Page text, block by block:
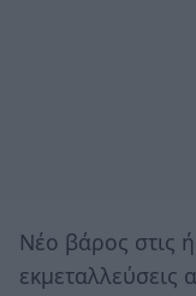
Νέο βάρος στις
εκμεταλλεύσεις